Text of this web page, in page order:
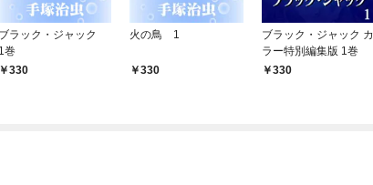
ブラック・ジャック
1巻
330
火の鳥 1
330
ブラック・ジャック カ
ラー特別編集版 1巻
330